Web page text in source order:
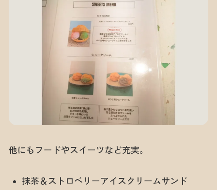
他にもフードやスイーツなど充実。
抹茶＆ストロベリーアイスクリームサンド